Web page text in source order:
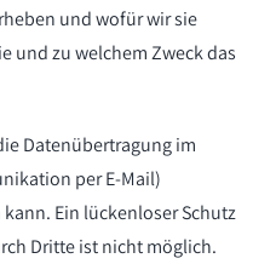
und wofür wir sie
und zu welchem Zweck das
Datenübertragung im
per E-Mail)
Ein lückenloser Schutz
Dritte ist nicht möglich.